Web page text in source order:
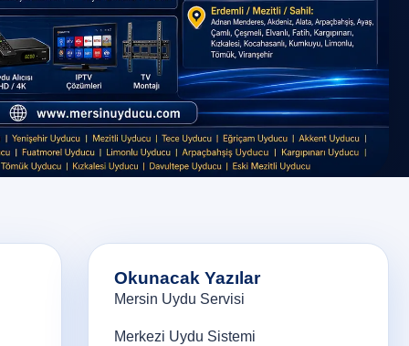
Okunacak Yazılar
Mersin Uydu Servisi
Merkezi Uydu Sistemi